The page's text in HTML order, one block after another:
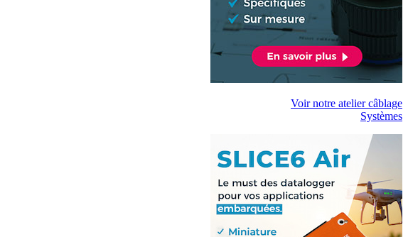
Voir notre atelier câblage
Systèmes